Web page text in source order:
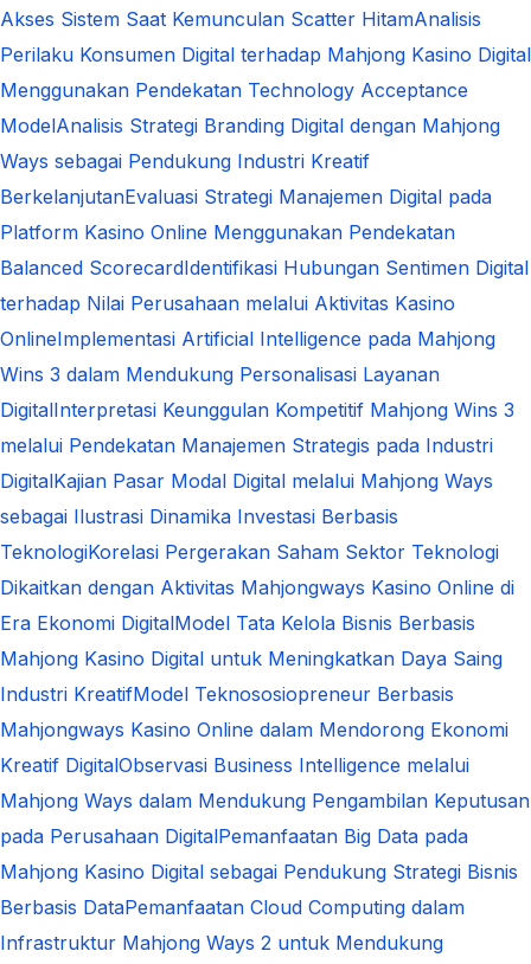
Akses Sistem Saat Kemunculan Scatter HitamAnalisis
Perilaku Konsumen Digital terhadap Mahjong Kasino Digital
Menggunakan Pendekatan Technology Acceptance
ModelAnalisis Strategi Branding Digital dengan Mahjong
Ways sebagai Pendukung Industri Kreatif
BerkelanjutanEvaluasi Strategi Manajemen Digital pada
Platform Kasino Online Menggunakan Pendekatan
Balanced ScorecardIdentifikasi Hubungan Sentimen Digital
terhadap Nilai Perusahaan melalui Aktivitas Kasino
OnlineImplementasi Artificial Intelligence pada Mahjong
Wins 3 dalam Mendukung Personalisasi Layanan
DigitalInterpretasi Keunggulan Kompetitif Mahjong Wins 3
melalui Pendekatan Manajemen Strategis pada Industri
DigitalKajian Pasar Modal Digital melalui Mahjong Ways
sebagai Ilustrasi Dinamika Investasi Berbasis
TeknologiKorelasi Pergerakan Saham Sektor Teknologi
Dikaitkan dengan Aktivitas Mahjongways Kasino Online di
Era Ekonomi DigitalModel Tata Kelola Bisnis Berbasis
Mahjong Kasino Digital untuk Meningkatkan Daya Saing
Industri KreatifModel Teknososiopreneur Berbasis
Mahjongways Kasino Online dalam Mendorong Ekonomi
Kreatif DigitalObservasi Business Intelligence melalui
Mahjong Ways dalam Mendukung Pengambilan Keputusan
pada Perusahaan DigitalPemanfaatan Big Data pada
Mahjong Kasino Digital sebagai Pendukung Strategi Bisnis
Berbasis DataPemanfaatan Cloud Computing dalam
Infrastruktur Mahjong Ways 2 untuk Mendukung